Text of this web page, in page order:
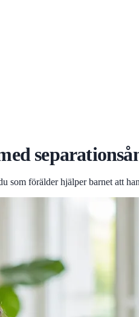
som förälder hjälper barnet att